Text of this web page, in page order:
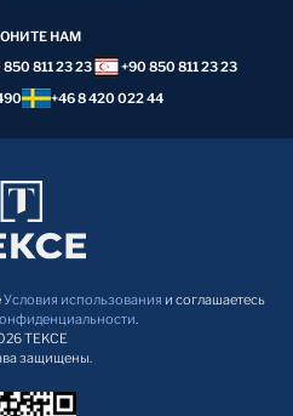
НАМ
850 811 23 23
+90 850 811 23 23
+46 8 420 022 44
Условия использования и соглашаетесь
.
TEKCE
защищены.